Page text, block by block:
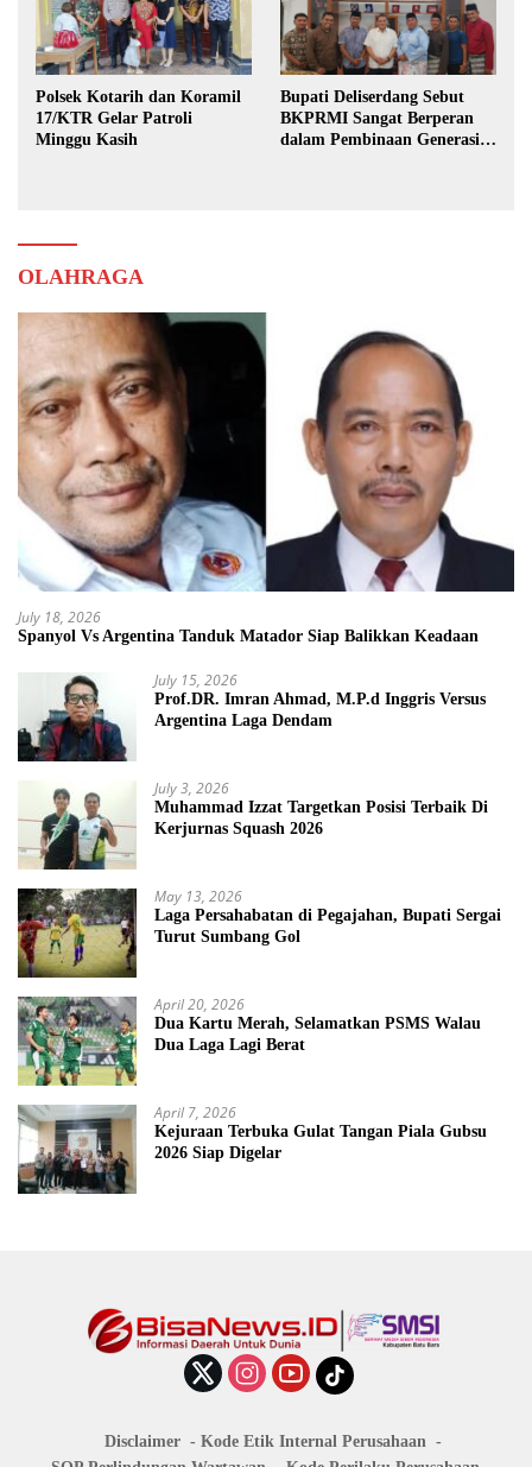
Polsek Kotarih dan Koramil
17/KTR Gelar Patroli
Minggu Kasih
Bupati Deliserdang Sebut
BKPRMI Sangat Berperan
dalam Pembinaan Generasi
OLAHRAGA
July 18, 2026
Spanyol Vs Argentina Tanduk Matador Siap Balikkan Keadaan
July 15, 2026
Prof.DR. Imran Ahmad, M.P.d Inggris Versus
Argentina Laga Dendam
July 3, 2026
Muhammad Izzat Targetkan Posisi Terbaik Di
Kerjurnas Squash 2026
May 13, 2026
Laga Persahabatan di Pegajahan, Bupati Sergai
Turut Sumbang Gol
April 20, 2026
Dua Kartu Merah, Selamatkan PSMS Walau
Dua Laga Lagi Berat
April 7, 2026
Kejuraan Terbuka Gulat Tangan Piala Gubsu
2026 Siap Digelar
Disclaimer
Kode Etik Internal Perusahaan